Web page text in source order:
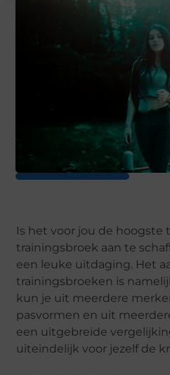
Is het voor jou de hoogste
trainingsbroek aan te
een leuke uitdaging. Het
trainingsbroeken is
kun je uit meerdere
pasvormen en uit
een uitgebreide
uiteindelijk voor jezelf de